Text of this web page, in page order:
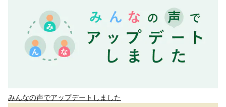
みんなの声でアップデートしました